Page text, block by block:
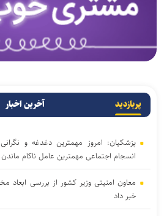
پربازدید آخرین اخبار
پزشکیان: امروز مهمترین دغدغه و
انسجام اجتماعی مهمترین عامل ناکام
معاون امنیتی وزیر کشور از بررسی ابعاد
خبر داد